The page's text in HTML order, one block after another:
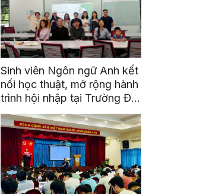
Sinh viên Ngôn ngữ Anh kết
nối học thuật, mở rộng hành
trình hội nhập tại Trường Đại
học Quốc gia Malaysia